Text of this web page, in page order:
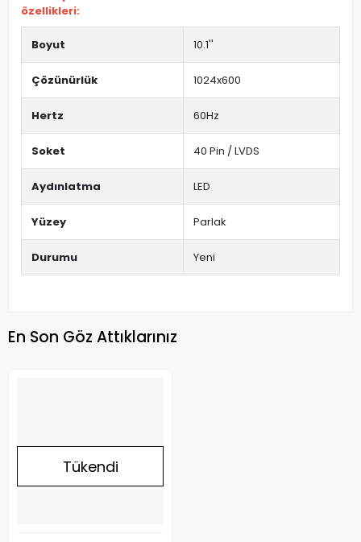
özellikleri:
Boyut 10.1''
Çözünürlük 1024x600
Hertz 60Hz
Soket 40 Pin / LVDS
Aydınlatma LED
Yüzey Parlak
Durumu Yeni
En Son Göz Attıklarınız
Tükendi